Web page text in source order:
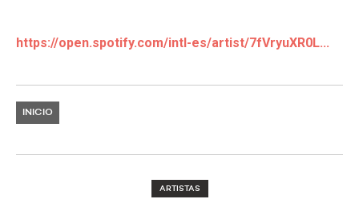
https://open.spotify.com/intl-es/artist/7fVryuXR0L...
INICIO
ARTISTAS